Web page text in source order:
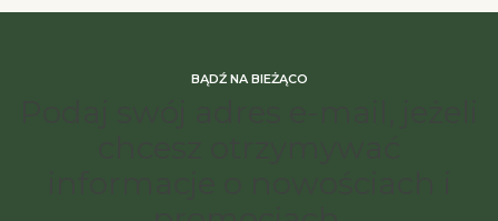
BĄDŹ NA BIEŻĄCO